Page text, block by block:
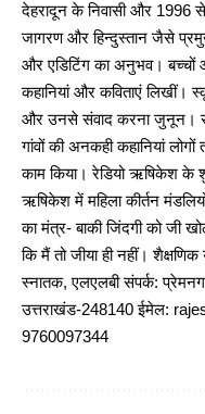
देहरादून के निवासी और 1996
जागरण और हिन्दुस्तान जैसे प्रमुख
और एडिटिंग का अनुभव।
कहानियां और कविताएं लिखीं।
और उनसे संवाद करना जुनून।
गांवों की अनकही कहानियां
काम किया। रेडियो ऋषिकेश के
ऋषिकेश में महिला कीर्तन
का मंत्र- बाकी जिंदगी को जी
कि मैं तो जीया ही नहीं। शैक्षणिक
स्नातक, एलएलबी संपर्क:
उत्तराखंड-248140 ईमेल:
9760097344